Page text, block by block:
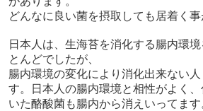
どんなに良い菌を摂取しても居着く事
日本人は、生海苔を消化する腸内環
とんどでしたが、
腸内環境の変化により消化出来ない
す。日本人の腸内環境と相性がよく
いた酪酸菌も腸内から消えいってます